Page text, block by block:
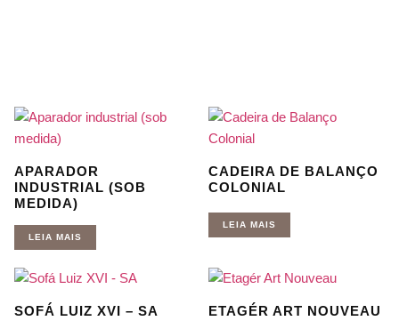
APARADOR
INDUSTRIAL (SOB
MEDIDA)
LEIA MAIS
CADEIRA DE BALANÇO
COLONIAL
LEIA MAIS
SOFÁ LUIZ XVI – SA ETAGÉR ART NOUVEAU